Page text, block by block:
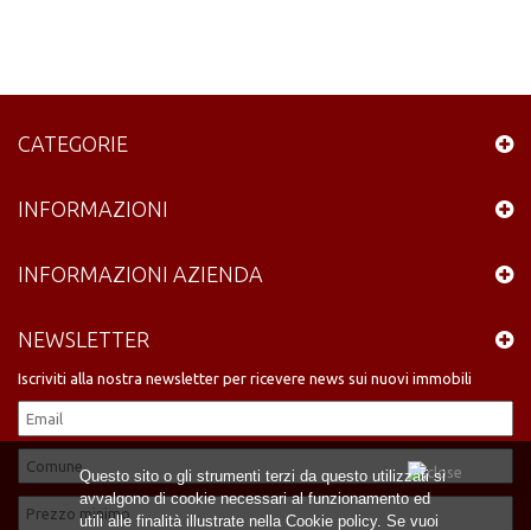
Questo sito o gli strumenti terzi da questo utilizzati si
avvalgono di cookie necessari al funzionamento ed
utili alle finalità illustrate nella Cookie policy. Se vuoi
CATEGORIE
INFORMAZIONI
INFORMAZIONI AZIENDA
NEWSLETTER
Iscriviti alla nostra newsletter per ricevere news sui nuovi immobili